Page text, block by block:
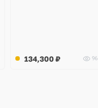
134,300 ₽ 96